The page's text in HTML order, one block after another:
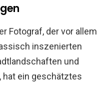
Fotograf, der vor allem
inszenierten
und
hat ein geschätztes